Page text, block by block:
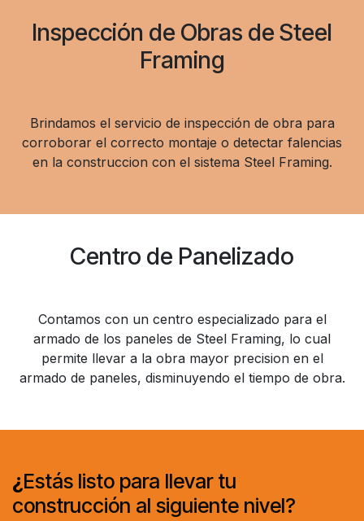
Inspección de Obras de Steel
Framing
Brindamos el servicio de inspección de obra para
corroborar el correcto montaje o detectar falencias
en la construccion con el sistema Steel Framing.
Centro de Panelizado
Contamos con un centro especializado para el
armado de los paneles de Steel Framing, lo cual
permite llevar a la obra mayor precision en el
armado de paneles, disminuyendo el tiempo de obra.
¿Estás listo para llevar tu
construcción al siguiente nivel?